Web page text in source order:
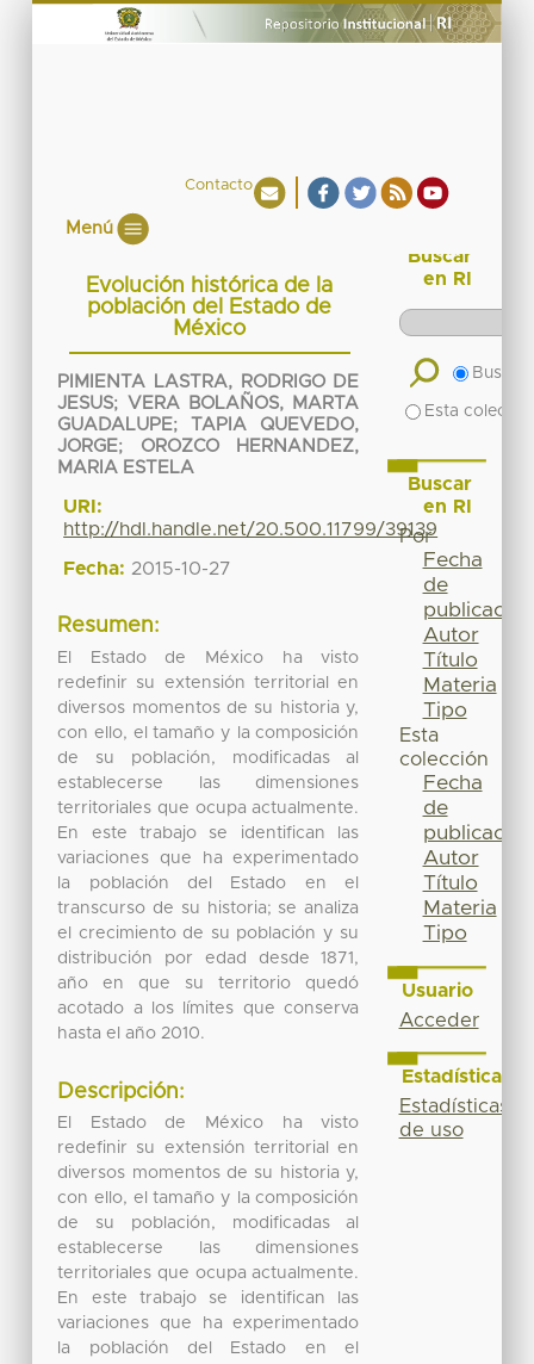
Contacto
Menú
Evolución histórica de la
población del Estado de
México
PIMIENTA LASTRA, RODRIGO DE
JESUS; VERA BOLAÑOS, MARTA
GUADALUPE;
TAPIA QUEVEDO,
JORGE; OROZCO HERNANDEZ,
MARIA ESTELA
URI:
http://hdl.handle.net/20.500.11799/39139
Fecha: 2015-10-27
Resumen:
El Estado de México ha visto
redefinir su extensión territorial en
diversos momentos de su historia y,
con ello, el tamaño y la composición
de su población, modificadas al
establecerse las dimensiones
territoriales que ocupa actualmente.
En este trabajo se identifican las
variaciones que ha experimentado
la población del Estado en el
transcurso de su historia; se analiza
el crecimiento de su población y su
distribución por edad desde 1871,
año en que su territorio quedó
acotado a los límites que conserva
hasta el año 2010.
Descripción:
El Estado de México ha visto
redefinir su extensión territorial en
diversos momentos de su historia y,
con ello, el tamaño y la composición
de su población, modificadas al
establecerse las dimensiones
territoriales que ocupa actualmente.
En este trabajo se identifican las
variaciones que ha experimentado
la población del Estado en el
Buscar
en RI
Buscar
Esta
Buscar
en RI
Por
Fecha
de
publicación
Autor
Título
Materia
Tipo
Esta
colección
Fecha
de
publicación
Autor
Título
Materia
Tipo
Usuario
Acceder
Estadísticas
Estadísticas
de uso